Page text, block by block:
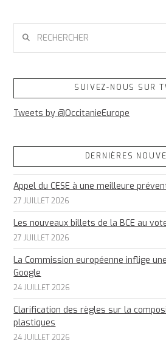
SUIVEZ-NOUS SUR
Tweets by @OccitanieEurope
DERNIÈRES
Appel du CESE à une meilleure
27 JUILLET 2026
Les nouveaux billets de la BCE au
27 JUILLET 2026
La Commission européenne inflige
Google
24 JUILLET 2026
Clarification des règles sur la
plastiques
24 JUILLET 2026